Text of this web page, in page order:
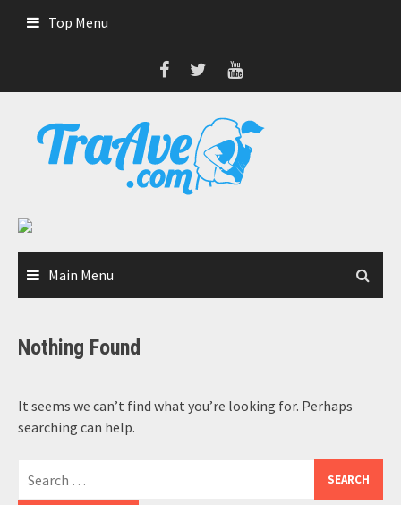
Top Menu
Main Menu
Nothing Found
It seems we can’t find what you’re looking for. Perhaps
searching can help.